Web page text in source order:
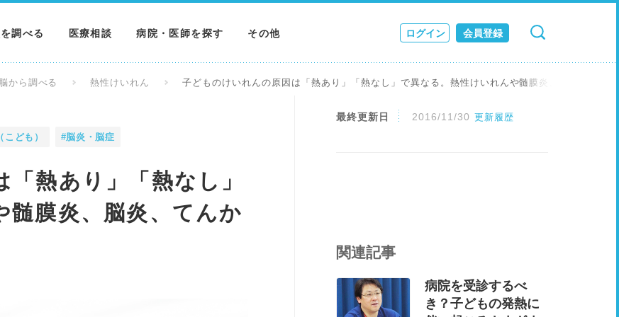
調べる
る
医療相談 病院・医師を探す その他 ログイン 会員登録
検索 キャンセル
脳から調べる 熱性けいれん 子どものけいれんの原因は「熱あり」「熱なし」で異なる。熱性けいれんや髄膜炎、脳炎、てん
ども） #脳炎・脳症
熱あり」「熱なし」
髄膜炎、脳炎、てんか
最終更新日 2016/11/30 更新履歴
関連記事
病院を受診するべ
き？子どもの発熱に